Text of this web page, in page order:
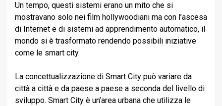
Un tempo, questi sistemi erano un mito che si
mostravano solo nei film hollywoodiani ma con l’ascesa
di Internet e di sistemi ad apprendimento automatico, il
mondo si è trasformato rendendo possibili iniziative
come le smart city.
La concettualizzazione di Smart City può variare da
città a città e da paese a paese a seconda del livello di
sviluppo. Smart City è un’area urbana che utilizza le